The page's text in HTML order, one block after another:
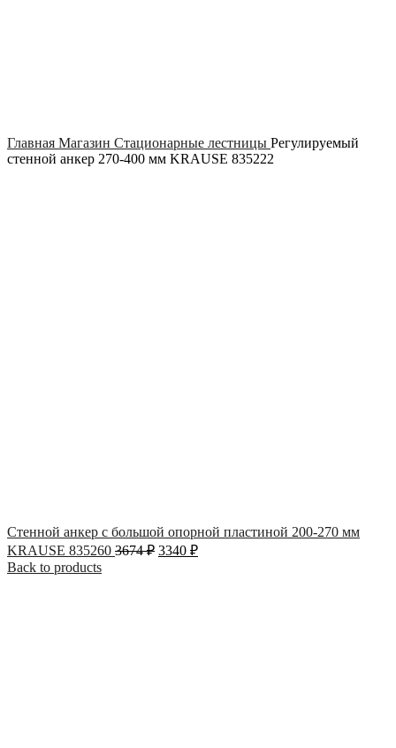
Главная Магазин Стационарные лестницы Регулируемый
стенной анкер 270-400 мм KRAUSE 835222
Стенной анкер с большой опорной пластиной 200-270 мм
KRAUSE 835260 3674₽ 3340 ₽
Back to products